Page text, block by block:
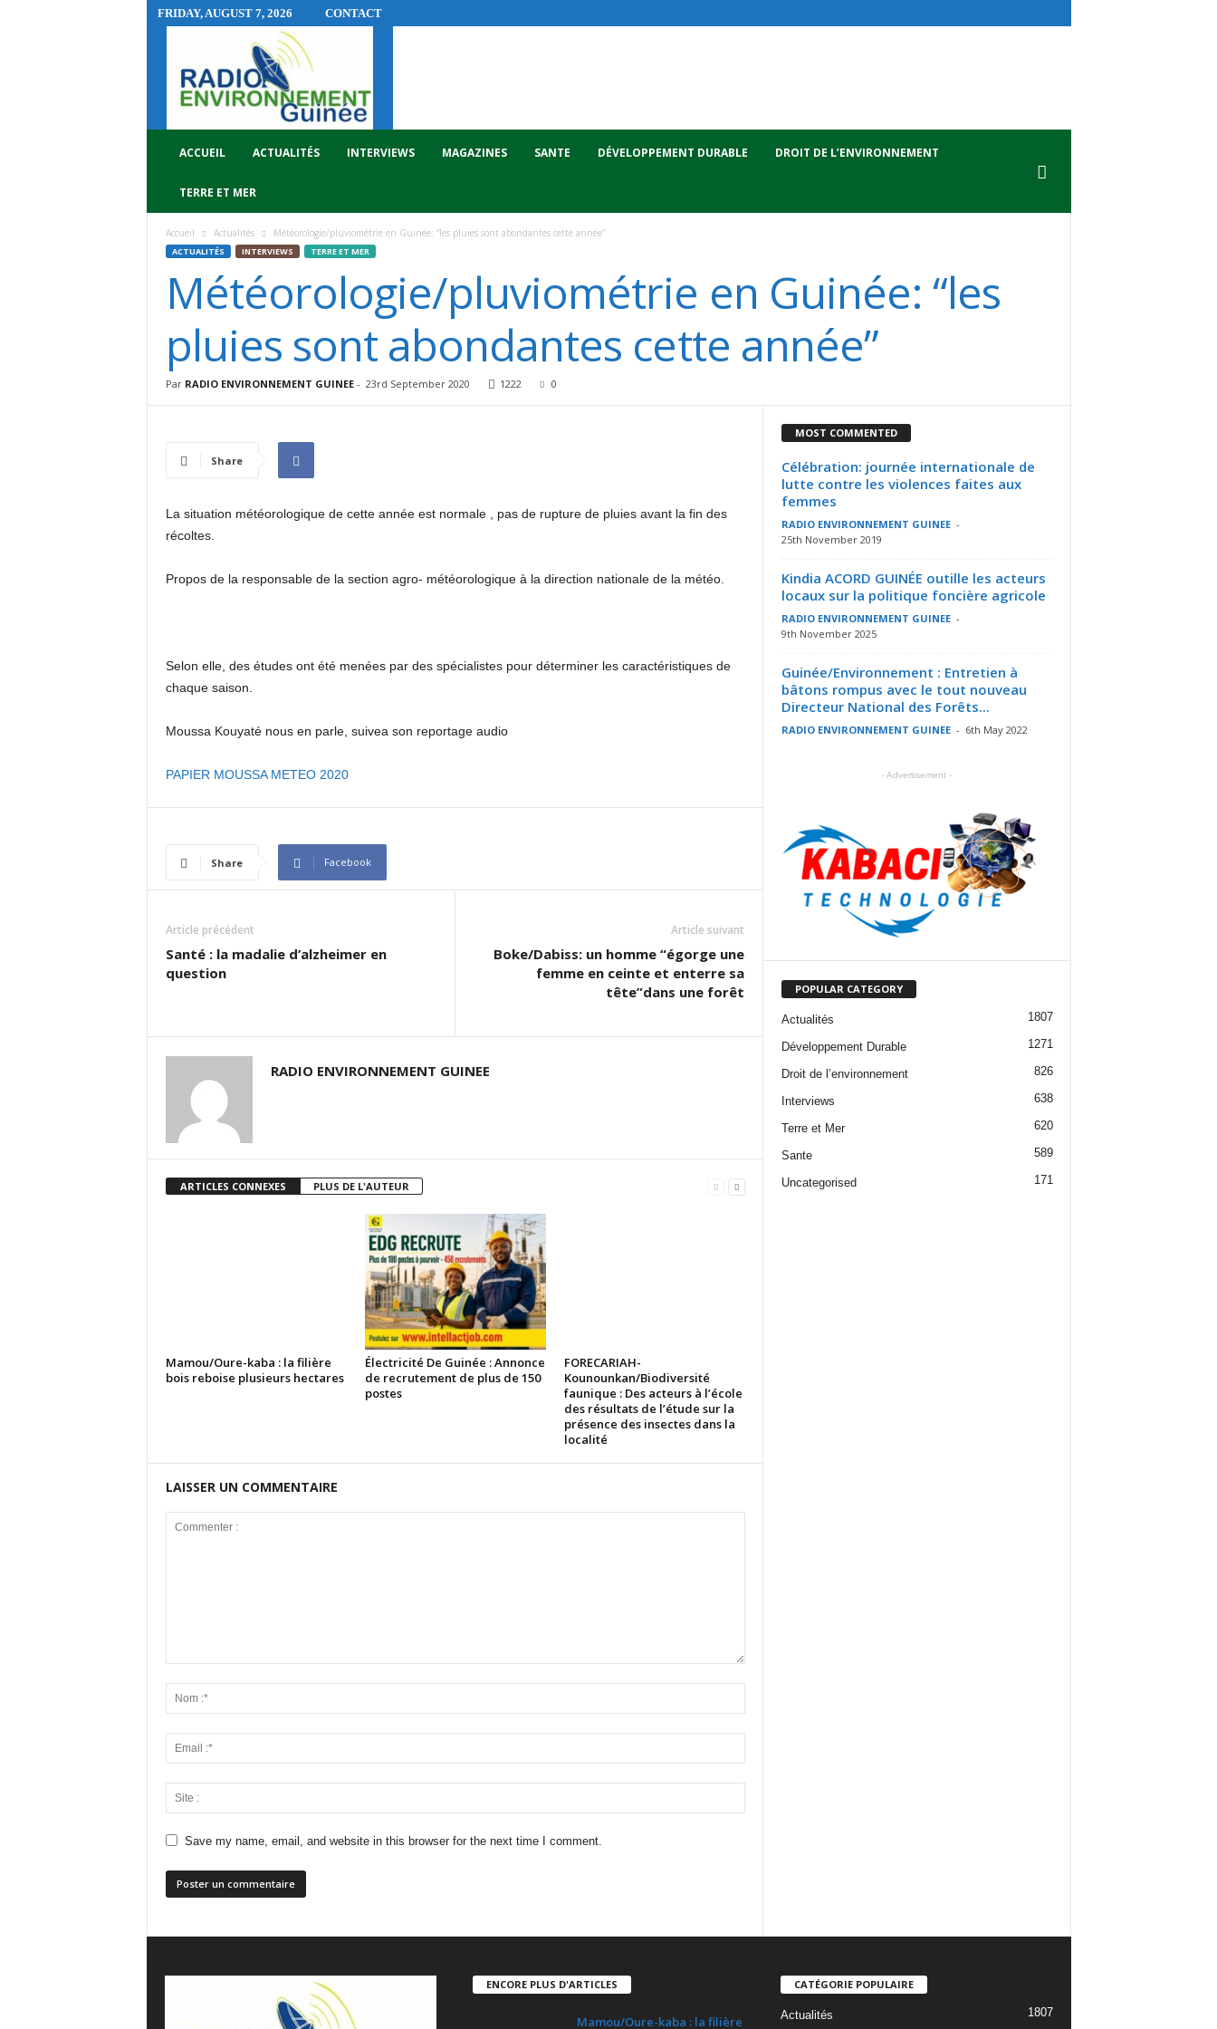
FRIDAY, AUGUST 7, 2026
CONTACT
E
ACCUEIL ACTUALITÉS INTERVIEWS MAGAZINES SANTE DÉVELOPPEMENT DURABLE DROIT DE L’ENVIRONNEMENT
TERRE ET MER
Accueil Actualités Météorologie/pluviométrie en Guinée: “les pluies sont abondantes cette année”
ACTUALITÉS INTERVIEWS TERRE ET MER
Météorologie/pluviométrie en Guinée: “les
pluies sont abondantes cette année”
Par RADIO ENVIRONNEMENT GUINEE- 23rd September 2020 1222 0
Share
La situation météorologique de cette année est normale , pas de rupture de pluies avant la fin des
récoltes.
Propos de la responsable de la section agro- météorologique à la direction nationale de la météo.
Selon elle, des études ont été menées par des spécialistes pour déterminer les caractéristiques de
chaque saison.
Moussa Kouyaté nous en parle, suivea son reportage audio
PAPIER MOUSSA METEO 2020
Share Facebook
Article précédent
Santé : la madalie d’alzheimer en
question
Article suivant
Boke/Dabiss: un homme “égorge une
femme en ceinte et enterre sa
tête”dans une forêt
RADIO ENVIRONNEMENT GUINEE
ARTICLES CONNEXES PLUS DE L'AUTEUR
Mamou/Oure-kaba : la filière
bois reboise plusieurs hectares
Électricité De Guinée : Annonce
de recrutement de plus de 150
postes
FORECARIAH-
Kounounkan/Biodiversité
faunique : Des acteurs à l’école
des résultats de l’étude sur la
présence des insectes dans la
localité
LAISSER UN COMMENTAIRE
Save my name, email, and website in this browser for the next time I comment.
MOST COMMENTED
Célébration: journée internationale de
lutte contre les violences faites aux
femmes
RADIO ENVIRONNEMENT GUINEE -
25th November 2019
Kindia ACORD GUINÉE outille les acteurs
locaux sur la politique foncière agricole
RADIO ENVIRONNEMENT GUINEE -
9th November 2025
Guinée/Environnement : Entretien à
bâtons rompus avec le tout nouveau
Directeur National des Forêts...
RADIO ENVIRONNEMENT GUINEE - 6th May 2022
- Advertisement -
POPULAR CATEGORY
Actualités 1807
Développement Durable 1271
Droit de l’environnement 826
Interviews 638
Terre et Mer 620
Sante 589
Uncategorised 171
ENCORE PLUS D'ARTICLES
Mamou/Oure-kaba : la filière
CATÉGORIE POPULAIRE
Actualités 1807